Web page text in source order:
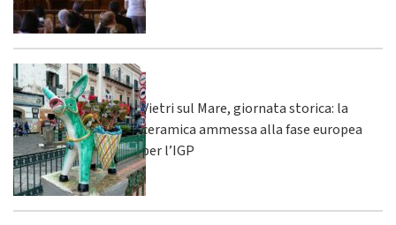
Vietri sul Mare, giornata storica: la
ceramica ammessa alla fase europea
per l’IGP